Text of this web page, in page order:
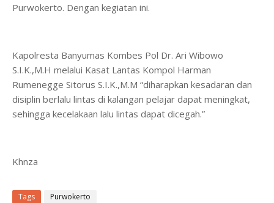
Purwokerto. Dengan kegiatan ini.
Kapolresta Banyumas Kombes Pol Dr. Ari Wibowo
S.I.K.,M.H melalui Kasat Lantas Kompol Harman
Rumenegge Sitorus S.I.K.,M.M “diharapkan kesadaran dan
disiplin berlalu lintas di kalangan pelajar dapat meningkat,
sehingga kecelakaan lalu lintas dapat dicegah.”
Khnza
Tags Purwokerto